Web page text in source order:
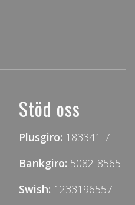
Stöd oss
Plusgiro: 183341-7
Bankgiro: 5082-8565
Swish: 1233196557